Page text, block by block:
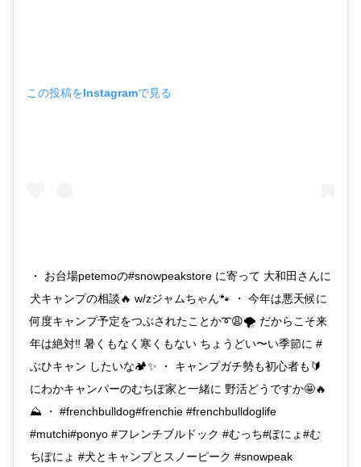
この投稿をInstagramで見る
・ お台場petemoの#snowpeakstore に寄って 大和田さんに
犬キャンプの相談🔥 w/zジャムちゃん🐾 ・ 今年は悪天候に
何度キャンプ予定をつぶされたことか➰😩🌪 だからこそ来
年は絶対‼️ 暑くもなく寒くもない ちょうどい〜い季節に #
ぶひキャン したいな🏕✨ ・ キャンプガチ勢も初心者も🔰
にわかキャンパーのむちぽ家と一緒に 野活どうですか🤩🔥
⛰ ・ #frenchbulldog#frenchie #frenchbulldoglife
#mutchi#ponyo #フレンチブルドック #むっち#ぽにょ#む
ちぽにょ #犬とキャンプとスノーピーク #snowpeak